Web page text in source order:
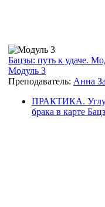
Бацзы: путь к удаче.
Модуль 3
Преподаватель: Анна
ПРАКТИКА.
брака в карте